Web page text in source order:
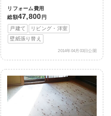
リフォーム費用
総額47,800 円
戸建て
リビング・洋室
壁紙張り替え
2014年04月03日公開